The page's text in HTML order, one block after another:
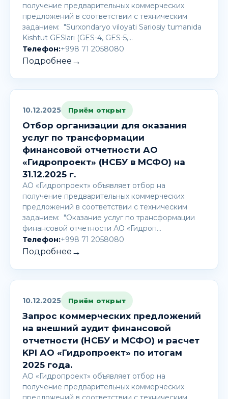
получение предварительных коммерческих
предложений в соответствии с техническим
заданием: "Surxondaryo viloyati Sariosiy tumanida
Kishtut GESlari (GES-4, GES-5,…
Телефон:+998 71 2058080
Подробнее →
10.12.2025 Приём открыт
Отбор организации для оказания
услуг по трансформации
финансовой отчетности АО
«Гидропроект» (НСБУ в МСФО) на
31.12.2025 г.
АО «Гидропроект» объявляет отбор на
получение предварительных коммерческих
предложений в соответствии с техническим
заданием: "Оказание услуг по трансформации
финансовой отчетности АО «Гидроп…
Телефон:+998 71 2058080
Подробнее →
10.12.2025 Приём открыт
Запрос коммерческих предложений
на внешний аудит финансовой
отчетности (НСБУ и МСФО) и расчет
KPI АО «Гидропроект» по итогам
2025 года.
АО «Гидропроект» объявляет отбор на
получение предварительных коммерческих